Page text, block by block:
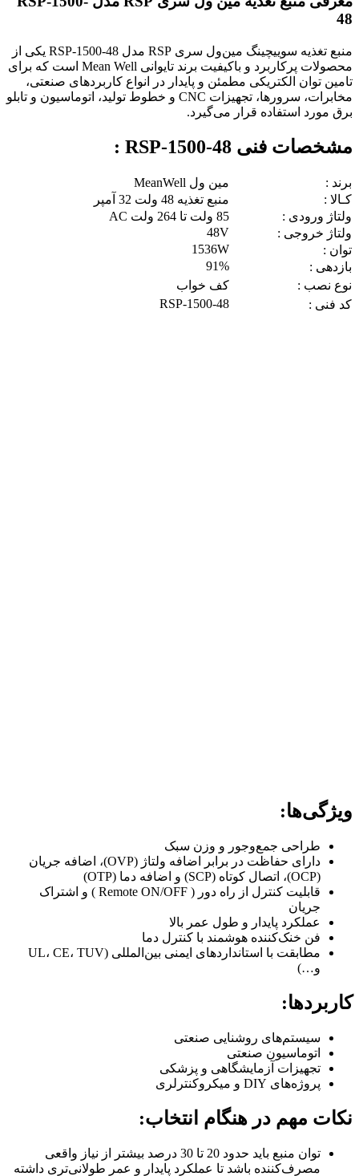
48
منبع تغذیه سوییچینگ مین‌ول سری RSP مدل RSP-1500-48 یکی از
محصولات پرکاربرد و باکیفیت برند تایوانی Mean Well است که برای
تامین توان الکتریکی مطمئن و پایدار در انواع کاربردهای صنعتی،
مخابرات، سرورها، تجهیزات CNC و خطوط تولید، اتوماسیون و تابلو
برق مورد استفاده قرار می‌گیرد.
مشخصات فنی RSP-1500-48 :
برند :
مین ول MeanWell
کـالا :
منبع تغذیه 48 ولت 32 آمپر
ولتاژ ورودی :
85 ولت تا 264 ولت AC
ولتاژ خروجی :
48V
توان :
1536W
بازدهی :
91%
نوع نصب :
کف خواب
کد فنی :
RSP-1500-48
ویژگی‌ها:
طراحی جمع‌وجور و وزن سبک
دارای حفاظت در برابر اضافه ولتاژ (OVP)، اضافه جریان
(OCP)، اتصال کوتاه (SCP) و اضافه دما (OTP)
قابلیت کنترل از راه دور ( Remote ON/OFF ) و اشتراک
جریان
عملکرد پایدار و طول عمر بالا
فن خنک‌کننده هوشمند با کنترل دما
مطابقت با استانداردهای ایمنی بین‌المللی (UL، CE، TUV
و…)
کاربردها:
سیستم‌های روشنایی صنعتی
اتوماسیون صنعتی
تجهیزات آزمایشگاهی و پزشکی
پروژه‌های DIY و میکروکنترلری
نکات مهم در هنگام انتخاب:
توان منبع باید حدود 20 تا 30 درصد بیشتر از نیاز واقعی
مصرف‌کننده باشد تا عملکرد پایدار و عمر طولانی‌تری داشته